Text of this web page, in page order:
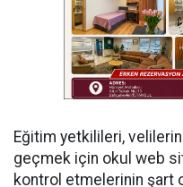
Eğitim yetkilileri, velilerin
geçmek için okul web
kontrol etmelerinin şart